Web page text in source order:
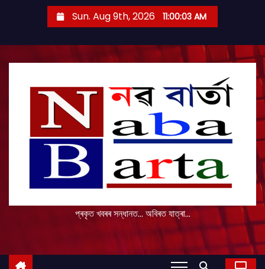
Sun. Aug 9th, 2026 11:00:04 AM
প্ৰকৃত খবৰৰ সন্ধানত... অবিৰত যাত্ৰা...